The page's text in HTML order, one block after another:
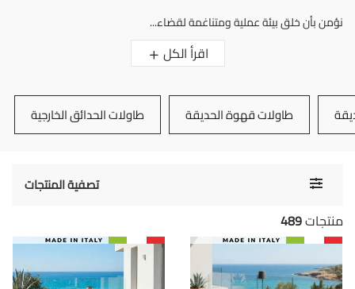
نؤمن بأن خلق بيئة عملية ومتناغمة لقضاء...
اقرأ الكل
طاولات الحدائق الخارجية طاولات قهوة الحديقة
Toggle تصفية المنتجات
489منتجات